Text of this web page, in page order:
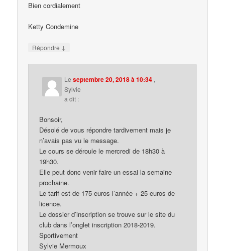
Bien cordialement
Ketty Condemine
Répondre ↓
Leseptembre 20, 2018 à 10:34 ,
Sylvie
a dit :
Bonsoir,
Désolé de vous répondre tardivement mais je
n’avais pas vu le message.
Le cours se déroule le mercredi de 18h30 à
19h30.
Elle peut donc venir faire un essai la semaine
prochaine.
Le tarif est de 175 euros l’année + 25 euros de
licence.
Le dossier d’inscription se trouve sur le site du
club dans l’onglet inscription 2018-2019.
Sportivement
Sylvie Mermoux